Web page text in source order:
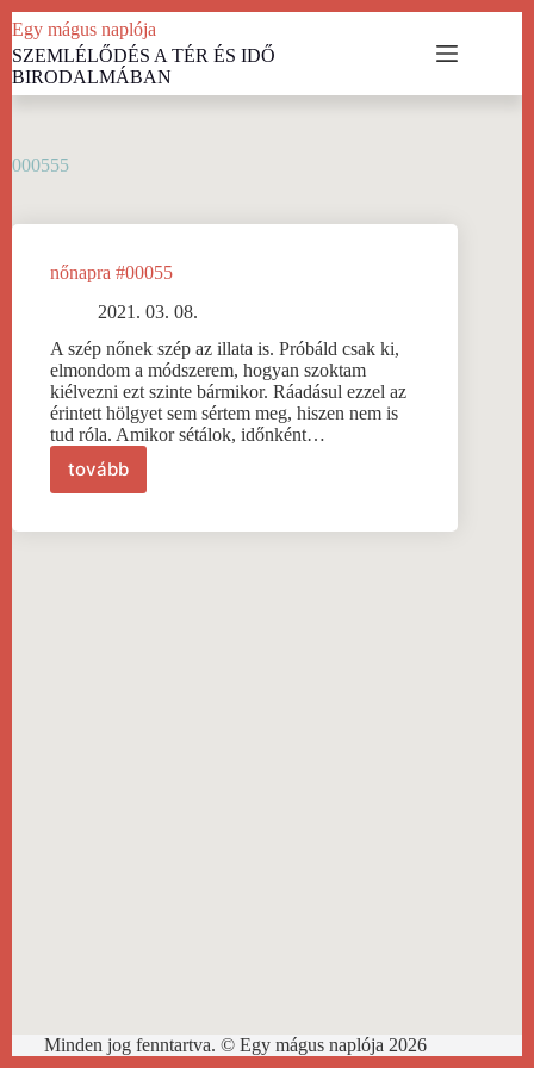
Skip
to
content
Egy mágus naplója
SZEMLÉLŐDÉS A TÉR ÉS IDŐ
BIRODALMÁBAN
000555
nőnapra #00055
2021. 03. 08.
A szép nőnek szép az illata is. Próbáld csak ki,
elmondom a módszerem, hogyan szoktam
kiélvezni ezt szinte bármikor. Ráadásul ezzel az
érintett hölgyet sem sértem meg, hiszen nem is
tud róla. Amikor sétálok, időnként…
továbbnőnapra
#00055
Minden jog fenntartva. © Egy mágus naplója 2026